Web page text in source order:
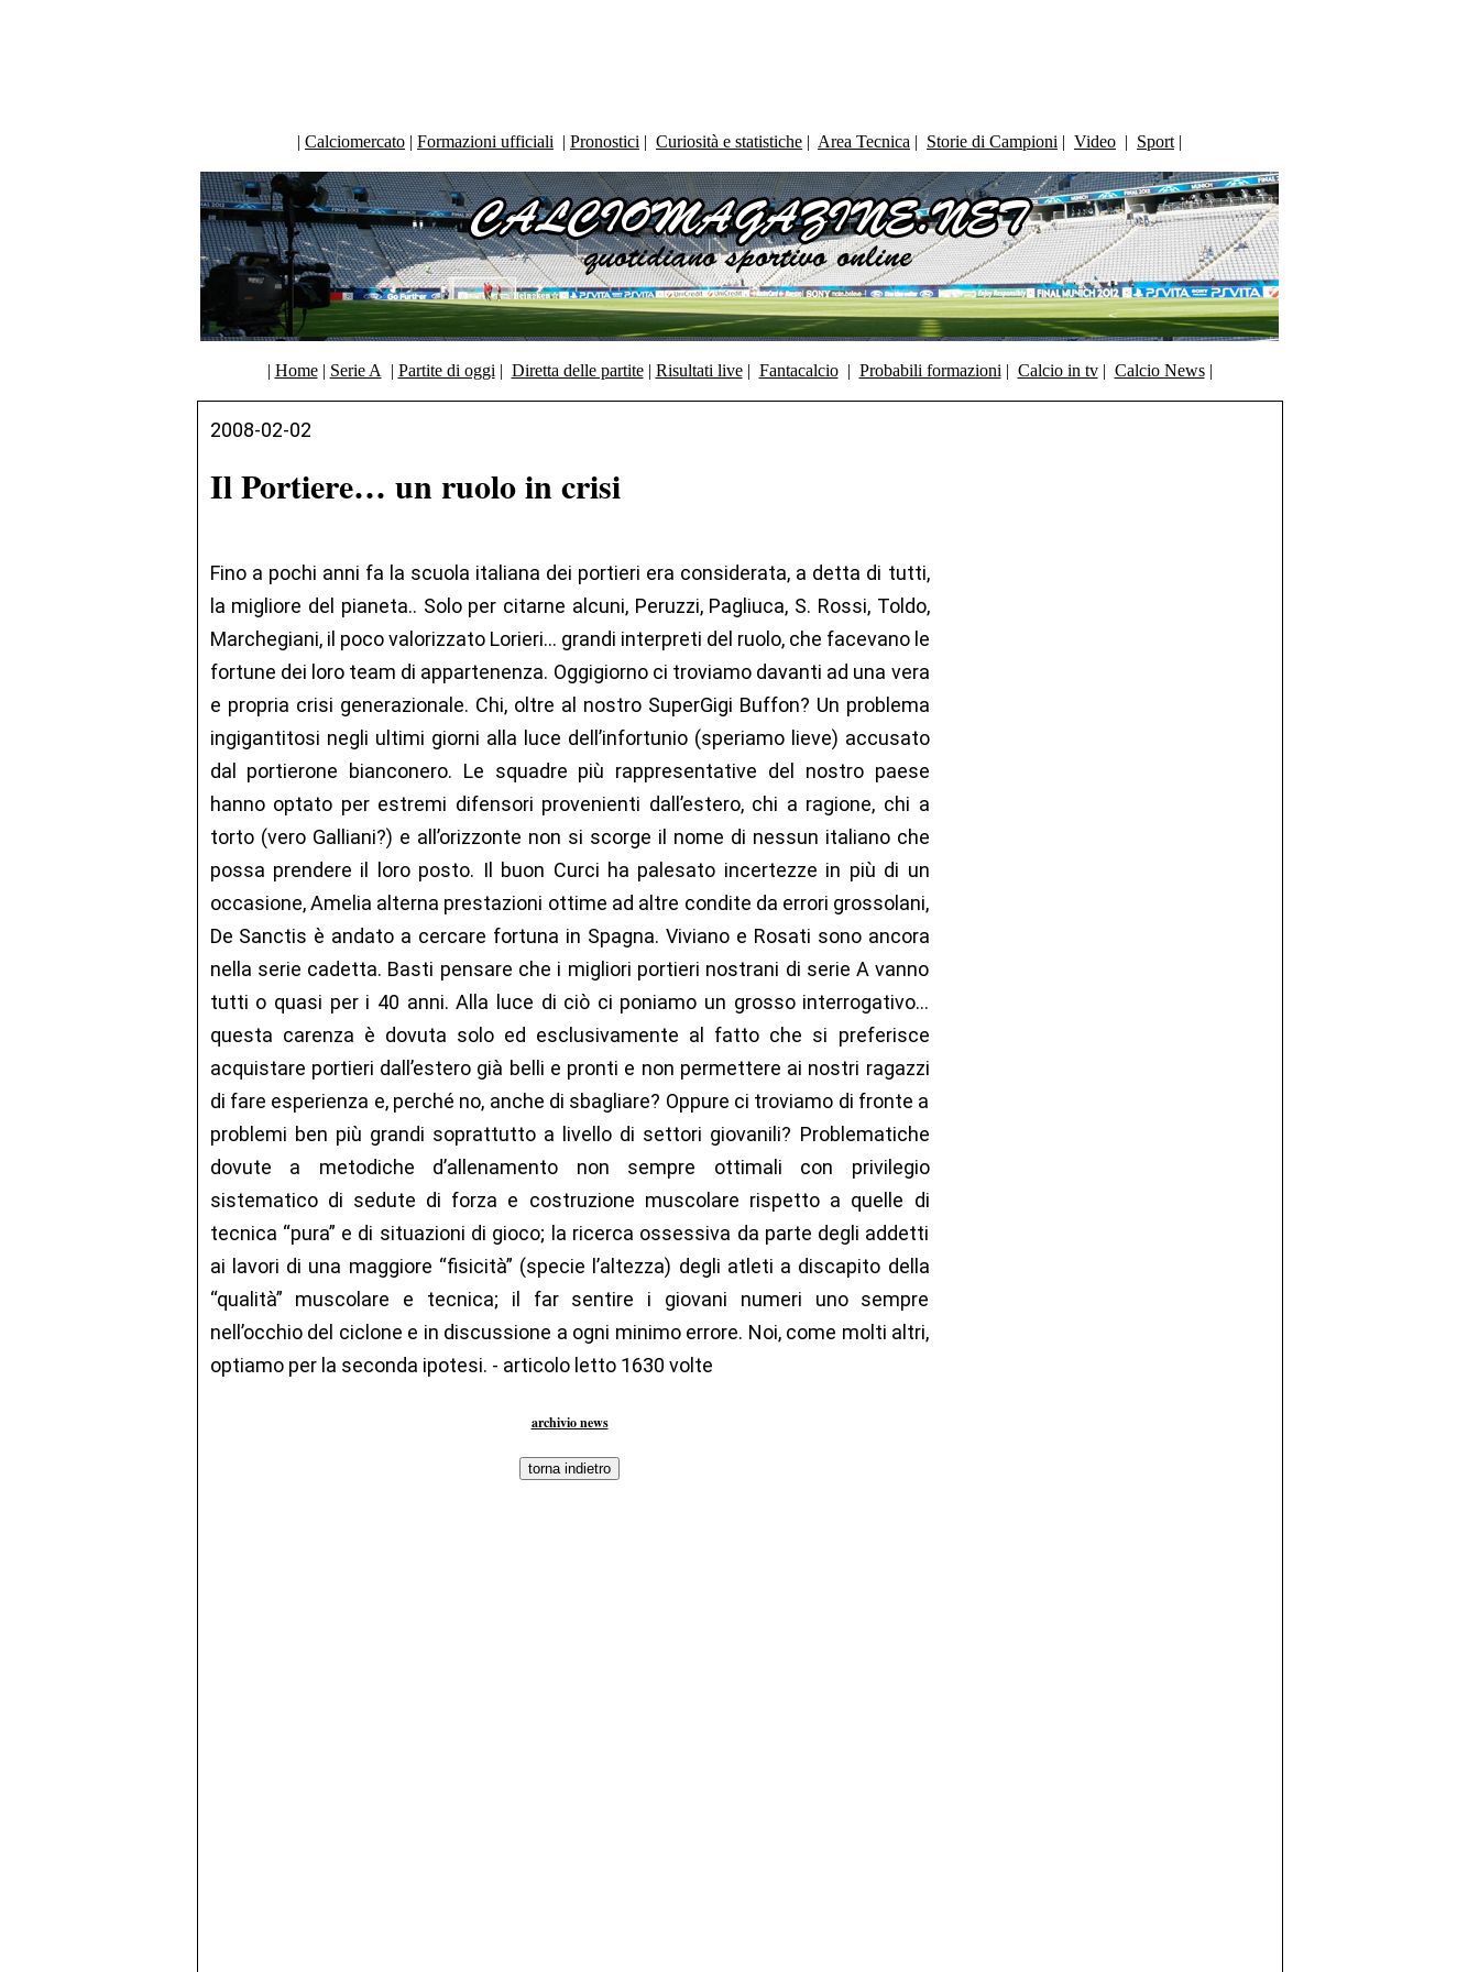
| Calciomercato | Formazioni ufficiali | Pronostici | Curiosità e statistiche | Area Tecnica | Storie di Campioni | Video | Sport |
| Home| Serie A | Partite di oggi | Diretta delle partite| Risultati live| Fantacalcio| Probabili formazioni | Calcio in tv| Calcio News|
2008-02-02
Il Portiere… un ruolo in crisi
Fino a pochi anni fa la scuola italiana dei portieri era considerata, a detta di tutti,
la migliore del pianeta.. Solo per citarne alcuni, Peruzzi, Pagliuca, S. Rossi, Toldo,
Marchegiani, il poco valorizzato Lorieri… grandi interpreti del ruolo, che facevano le
fortune dei loro team di appartenenza. Oggigiorno ci troviamo davanti ad una vera
e propria crisi generazionale. Chi, oltre al nostro SuperGigi Buffon? Un problema
ingigantitosi negli ultimi giorni alla luce dell’infortunio (speriamo lieve) accusato
dal portierone bianconero. Le squadre più rappresentative del nostro paese
hanno optato per estremi difensori provenienti dall’estero, chi a ragione, chi a
torto (vero Galliani?) e all’orizzonte non si scorge il nome di nessun italiano che
possa prendere il loro posto. Il buon Curci ha palesato incertezze in più di un
occasione, Amelia alterna prestazioni ottime ad altre condite da errori grossolani,
De Sanctis è andato a cercare fortuna in Spagna. Viviano e Rosati sono ancora
nella serie cadetta. Basti pensare che i migliori portieri nostrani di serie A vanno
tutti o quasi per i 40 anni. Alla luce di ciò ci poniamo un grosso interrogativo…
questa carenza è dovuta solo ed esclusivamente al fatto che si preferisce
acquistare portieri dall’estero già belli e pronti e non permettere ai nostri ragazzi
di fare esperienza e, perché no, anche di sbagliare? Oppure ci troviamo di fronte a
problemi ben più grandi soprattutto a livello di settori giovanili? Problematiche
dovute a metodiche d’allenamento non sempre ottimali con privilegio
sistematico di sedute di forza e costruzione muscolare rispetto a quelle di
tecnica “pura” e di situazioni di gioco; la ricerca ossessiva da parte degli addetti
ai lavori di una maggiore “fisicità” (specie l’altezza) degli atleti a discapito della
“qualità” muscolare e tecnica; il far sentire i giovani numeri uno sempre
nell’occhio del ciclone e in discussione a ogni minimo errore. Noi, come molti altri,
optiamo per la seconda ipotesi. - articolo letto 1630 volte
archivio news